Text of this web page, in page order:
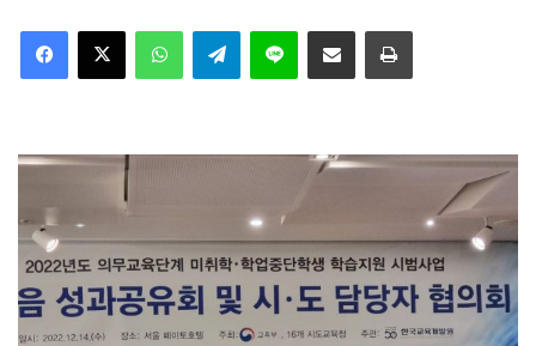
Telegram 이메일